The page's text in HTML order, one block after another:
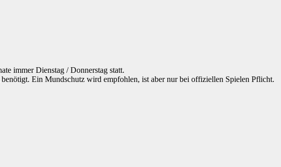
immer Dienstag / Donnerstag statt.
Ein Mundschutz wird empfohlen, ist aber nur bei offiziellen Spielen Pflicht.